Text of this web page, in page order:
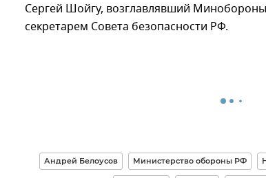
Сергей Шойгу, возглавлявший Минобороны
секретарем Совета безопасности РФ.
Андрей Белоусов Министерство обороны РФ